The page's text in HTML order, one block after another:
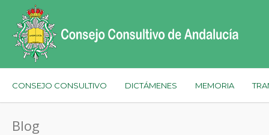
CONSEJO CONSULTIVO DICTÁMENES MEMORIA
Blog